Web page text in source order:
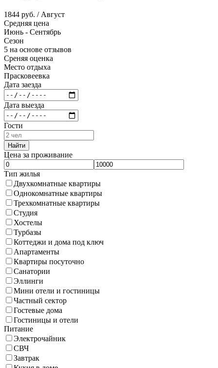
1844 руб. / Август
Средняя цена
Июнь - Сентябрь
Сезон
5 на основе отзывов
Среняя оценка
Место отдыха
Прасковеевка
Дата заезда
Дата выезда
Гости
Найти
Цена за проживание
Тип жилья
Двухкомнатные квартиры
Однокомнатные квартиры
Трехкомнатные квартиры
Студия
Хостелы
Турбазы
Коттеджи и дома под ключ
Апартаменты
Квартиры посуточно
Санатории
Эллинги
Мини отели и гостиницы
Частный сектор
Гостевые дома
Гостиницы и отели
Питание
Электрочайник
СВЧ
Завтрак